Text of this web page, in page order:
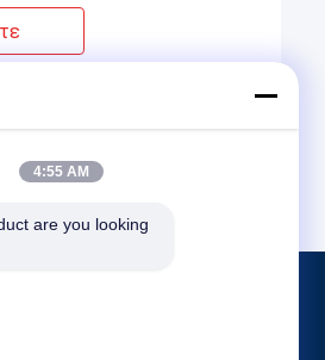
4:55 AM
are you looking